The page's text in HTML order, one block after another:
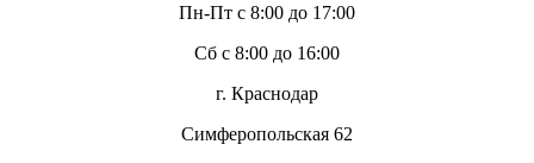
Пн-Пт с 8:00 до 17:00
Сб с 8:00 до 16:00
г. Краснодар
Симферопольская 62